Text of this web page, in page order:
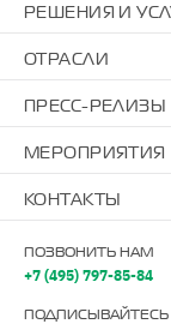
РЕШЕНИЯ И
ОТРАСЛИ
ПРЕСС-РЕЛИЗЫ
МЕРОПРИЯТИЯ
КОНТАКТЫ
ПОЗВОНИТЬ НАМ
+7 (495) 797-85-84